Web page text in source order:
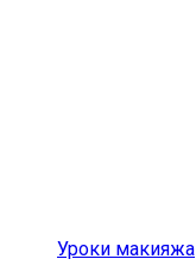
Уроки макияжа